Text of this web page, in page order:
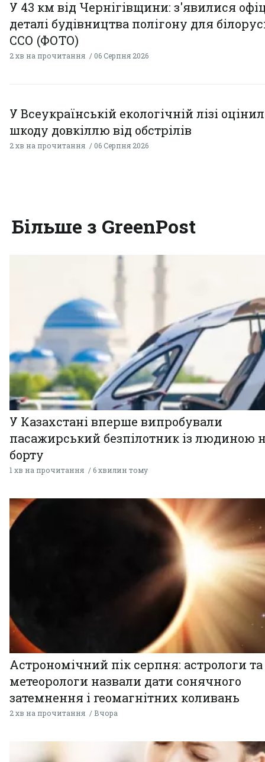
У 43 км від Чернігівщини: з'явилися
деталі будівництва полігону для
ССО (ФОТО)
2 хв на прочитання 06 Серпня 2026
У Всеукраїнській екологічній лізі
шкоду довкіллю від обстрілів
2 хв на прочитання 06 Серпня 2026
Більше з GreenPost
У Казахстані вперше випробували
пасажирський безпілотник із людиною
борту
1 хв на прочитання 6 хвилин тому
Астрономічний пік серпня: астрологи та
метеорологи назвали дати сонячного
затемнення і геомагнітних коливань
2 хв на прочитання Вчора